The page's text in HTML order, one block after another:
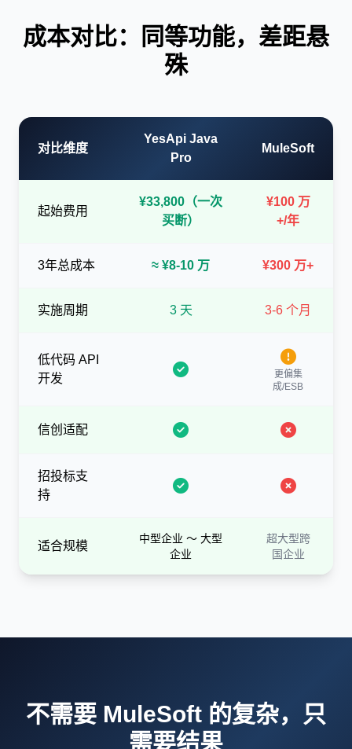
成本对比：同等功能，差距悬
殊
对比维度
YesApi Java
Pro
MuleSoft
起始费用
¥33,800（一次
买断）
¥100 万
+/年
3年总成本 ≈ ¥8-10 万 ¥300 万+
实施周期 3 天 3-6 个月
低代码 API
开发
更偏集
成/ESB
信创适配
招投标支
持
适合规模
中型企业 ～ 大型
企业
超大型跨
国企业
不需要 MuleSoft 的复杂，只
需要结果